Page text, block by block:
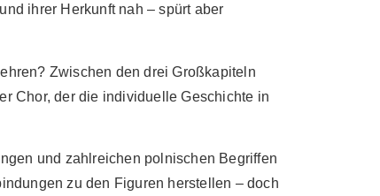
ihrer Herkunft nah – spürt aber
Zwischen den drei Großkapiteln
Chor, der die individuelle Geschichte in
und zahlreichen polnischen Begriffen
zu den Figuren herstellen – doch